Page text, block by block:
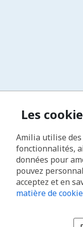
Les
Amilia utilise
fonctionnalités,
données pour
pouvez
acceptez et en
matière de